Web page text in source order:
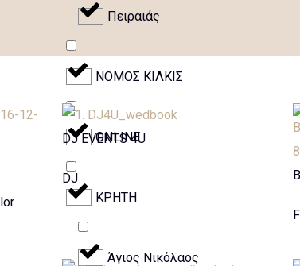
Πειραιάς
NOMOΣ ΚΙΛΚΙΣ
ONLINE
ΚΡΗΤΗ
Άγιος Νικόλαος
DJ EVENTS 4U
DJ